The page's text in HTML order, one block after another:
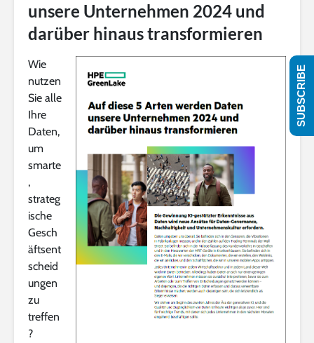
unsere Unternehmen 2024 und
darüber hinaus transformieren
Wie
nutzen
Sie alle
Ihre
Daten,
um
smarte
,
strateg
ische
Gesch
äftsent
scheid
ungen
zu
treffen
?
SUBSCRIBE